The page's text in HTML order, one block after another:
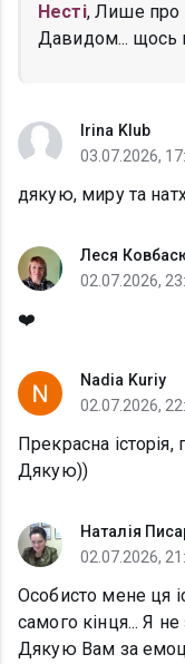
Несті, Лише про
Давидом... щось
Irina Klub
03.07.2026,
дякую, миру та
Леся
02.07.2026,
❤️
Nadia Kuriy
02.07.2026,
Прекрасна
Дякую))
Наталія
02.07.2026,
Особисто мене ця
самого кінця... Я
Дякую Вам за